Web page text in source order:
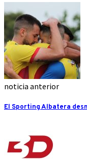
noticia anterior
El Sporting Albatera